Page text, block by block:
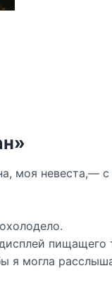
моя невеста,— с
пищащего
я могла